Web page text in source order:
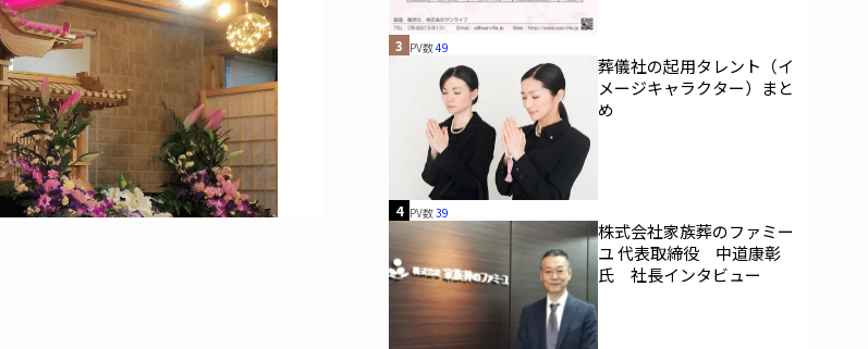
3 PV数49
葬儀社の起用タレント（イ
メージキャラクター）まと
め
4 PV数39
株式会社家族葬のファミー
ユ 代表取締役 中道康彰
氏 社長インタビュー